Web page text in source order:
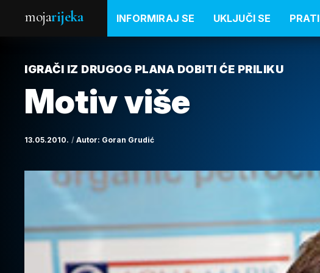
mojarijeka INFORMIRAJ SE UKLJUČI SE PRATI
IGRAČI IZ DRUGOG PLANA DOBITI ĆE PRILIKU
Motiv više
13.05.2010. Autor: Goran Grudić